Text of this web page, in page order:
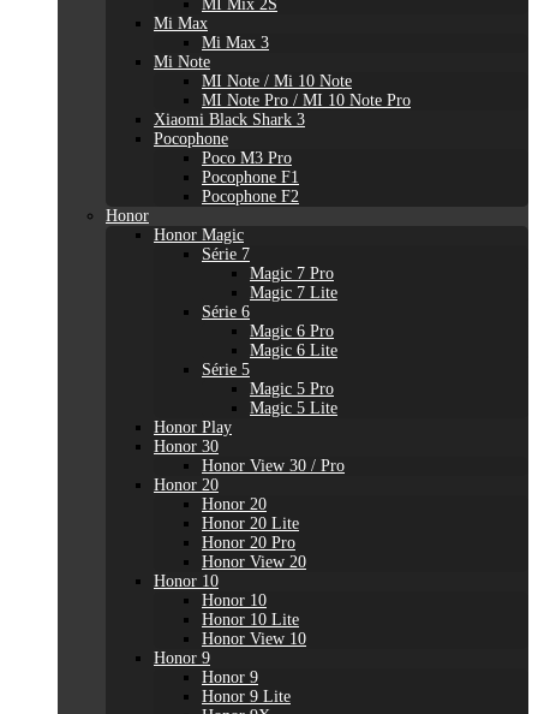
MI Mix 2S
Mi Max
Mi Max 3
Mi Note
MI Note / Mi 10 Note
MI Note Pro / MI 10 Note Pro
Xiaomi Black Shark 3
Pocophone
Poco M3 Pro
Pocophone F1
Pocophone F2
Honor
Honor Magic
Série 7
Magic 7 Pro
Magic 7 Lite
Série 6
Magic 6 Pro
Magic 6 Lite
Série 5
Magic 5 Pro
Magic 5 Lite
Honor Play
Honor 30
Honor View 30 / Pro
Honor 20
Honor 20
Honor 20 Lite
Honor 20 Pro
Honor View 20
Honor 10
Honor 10
Honor 10 Lite
Honor View 10
Honor 9
Honor 9
Honor 9 Lite